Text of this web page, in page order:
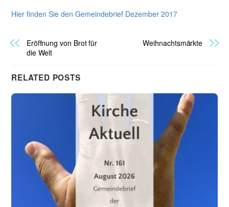
Hier finden Sie den Gemeindebrief Dezember 2017
Eröffnung von Brot für
die Welt
Weihnachtsmärkte
RELATED POSTS